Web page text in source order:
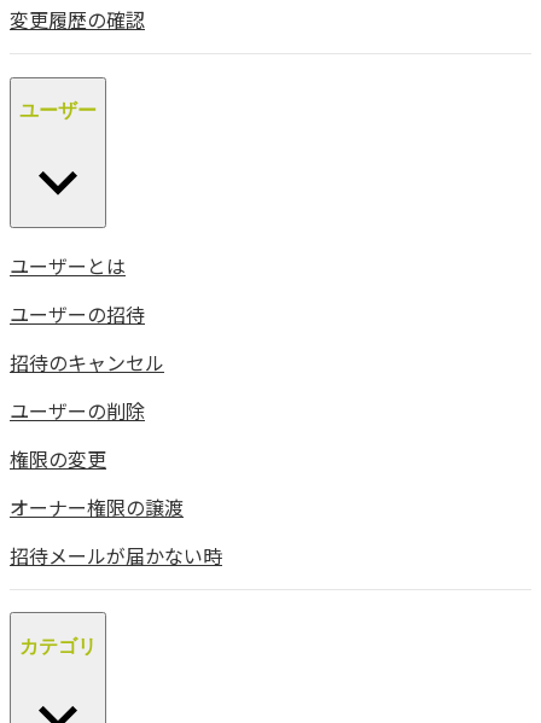
変更履歴の確認
ユーザー
ユーザーとは
ユーザーの招待
招待のキャンセル
ユーザーの削除
権限の変更
オーナー権限の譲渡
招待メールが届かない時
カテゴリ